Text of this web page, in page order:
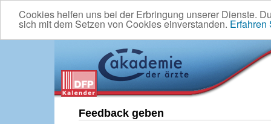
Cookies helfen uns bei der Erbringung unserer Dienste.
sich mit dem Setzen von Cookies einverstanden. Erfahren
Feedback geben